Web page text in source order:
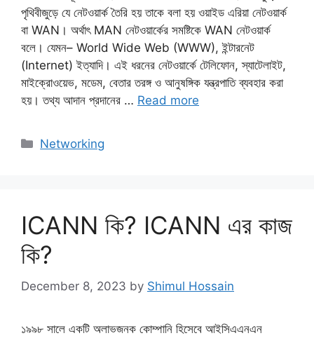
পৃথিবীজুড়ে যে নেটওয়ার্ক তৈরি হয় তাকে বলা হয় ওয়াইড এরিয়া নেটওয়ার্ক
বা WAN। অর্থাৎ MAN নেটওয়ার্কের সমষ্টিকে WAN নেটওয়ার্ক
বলে। যেমন– World Wide Web (WWW), ইন্টারনেট
(Internet) ইত্যাদি। এই ধরনের নেটওয়ার্কে টেলিফোন, স্যাটেলাইট,
মাইক্রোওয়েভ, মডেম, বেতার তরঙ্গ ও আনুষঙ্গিক যন্ত্রপাতি ব্যবহার করা
হয়। তথ্য আদান প্রদানের … Read more
Categories
Networking
ICANN কি? ICANN এর কাজ
কি?
December 8, 2023 by Shimul Hossain
১৯৯৮ সালে একটি অলাভজনক কোম্পানি হিসেবে আইসিএএনএন